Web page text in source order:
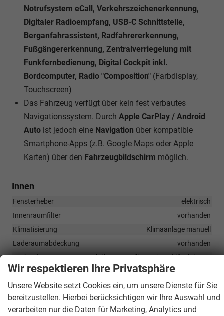
Notrufsystem eCall, Verkehrszeichenerkennung,
Digitaler Radioempfang, USB-C Schnittstelle,
Berganfahrassistent, Radfahrererkennung,
Fußgängererkennung, Zentralverriegelung mit
Funkfernbedienung, Digital Cockpit inkl.
Bordcomputer, Radio "Composition" (Farbdisplay,
Touchscreen)
Das Fahrzeug verfügt über kein fest verbautes
Navigationssystem. Durch Apple CarPlay / Android
Auto ist jedoch eine Navigation über kompatible
Smartphone-Apps (z.B. Google Maps oder Apple
Karten) über den Fahrzeugbildschirm möglich.
Innen
Fensterheber
elektrisch
Innenraumfilter
vorhanden
Klimatisierung
Klimaanlage manuell
Laderaumabdeckung
vorhanden
Lenkrad
höhenverstellbar, mit Multifunktionen
Sitze
Isofix (Kindersitzbefestigung), Sitzheizung, Isofix Beifahrersitz
Sitze: Verstellbarkeit
Höhenverstellbarer Fahrersitz
Wir respektieren Ihre Privatsphäre
Unsere Website setzt Cookies ein, um unsere Dienste für Sie
bereitzustellen. Hierbei berücksichtigen wir Ihre Auswahl und
verarbeiten nur die Daten für Marketing, Analytics und